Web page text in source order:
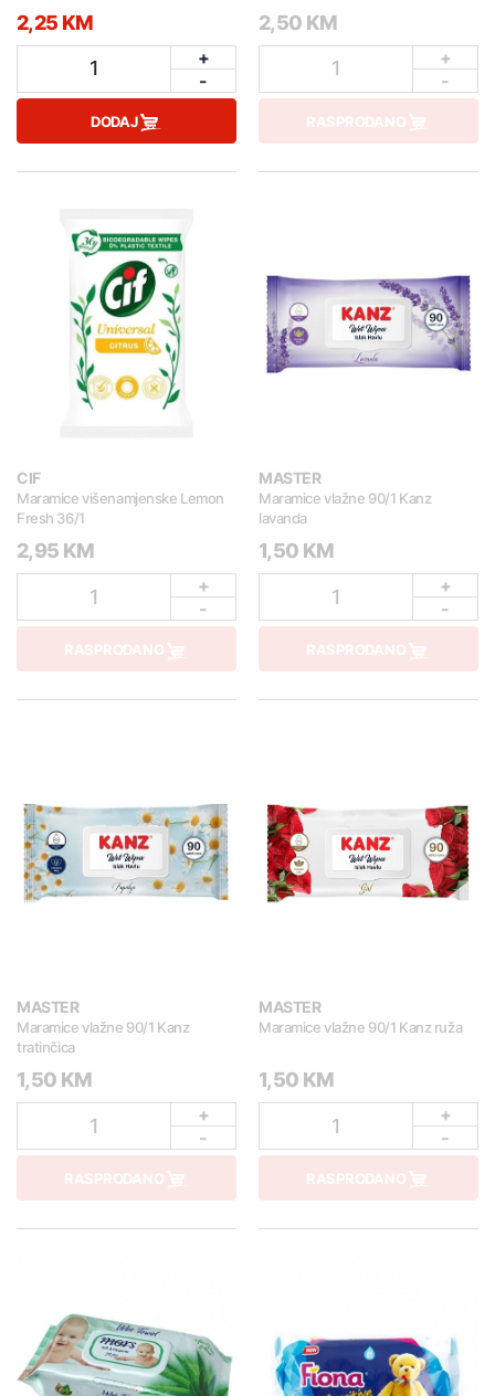
2,25 KM
1
+
-
DODAJ
2,50 KM
1
+
-
RASPRODANO
CIF
Maramice višenamjenske Lemon
Fresh 36/1
2,95 KM
1
+
-
RASPRODANO
MASTER
Maramice vlažne 90/1 Kanz
lavanda
1,50 KM
1
+
-
RASPRODANO
MASTER
Maramice vlažne 90/1 Kanz
tratinčica
1,50 KM
1
+
-
RASPRODANO
MASTER
Maramice vlažne 90/1 Kanz ruža
1,50 KM
1
+
-
RASPRODANO